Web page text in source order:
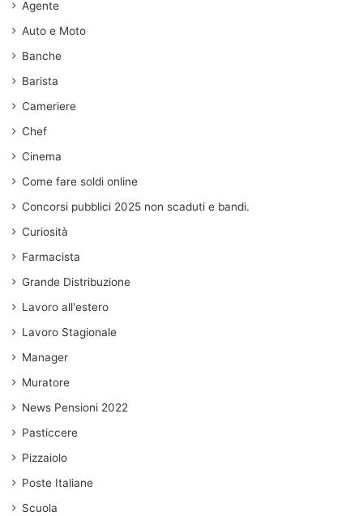
Agente
Auto e Moto
Banche
Barista
Cameriere
Chef
Cinema
Come fare soldi online
Concorsi pubblici 2025 non scaduti e bandi.
Curiosità
Farmacista
Grande Distribuzione
Lavoro all'estero
Lavoro Stagionale
Manager
Muratore
News Pensioni 2022
Pasticcere
Pizzaiolo
Poste Italiane
Scuola